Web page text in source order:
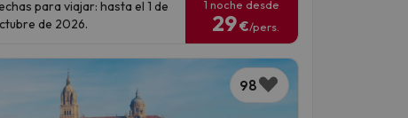
para viajar: hasta el 1 de
de 2026.
1 noche desde
29€/pers.
98